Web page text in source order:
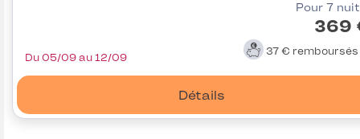
Pour 7
369
37 € remboursés
Détails
Du 05/09 au 12/09